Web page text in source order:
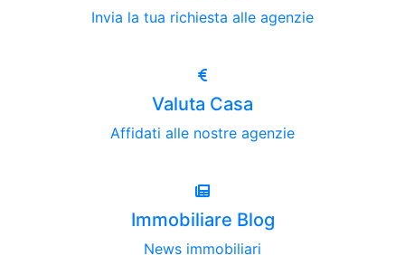
Invia la tua richiesta alle agenzie
Valuta Casa
Affidati alle nostre agenzie
Immobiliare Blog
News immobiliari